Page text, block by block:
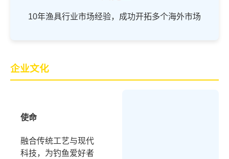
10年渔具行业市场经验，成功开拓多个海外市场
企业文化
使命
融合传统工艺与现代
科技，为钓鱼爱好者